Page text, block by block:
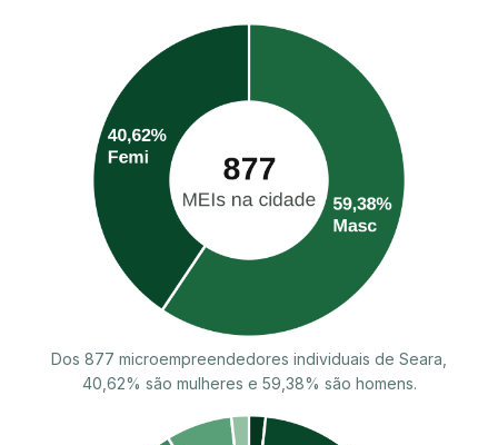
Dos 877 microempreendedores individuais de Seara,
40,62% são mulheres e 59,38% são homens.